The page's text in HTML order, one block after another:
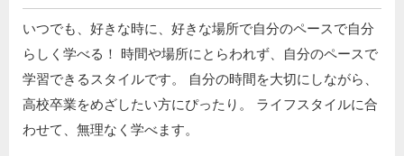
いつでも、好きな時に、好きな場所で自分のペースで自分
らしく学べる！ 時間や場所にとらわれず、自分のペースで
学習できるスタイルです。 自分の時間を大切にしながら、
高校卒業をめざしたい方にぴったり。 ライフスタイルに合
わせて、無理なく学べます。